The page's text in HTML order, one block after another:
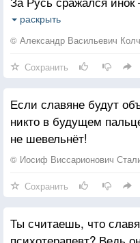
Где каждый третий пал
Где были вы, скажите,
Или на Бородинском
Где смерть за честь
Где русский дух
Вас в прошлом нет, не
Чужое, неприкаянное
Кичась прогнившей
Свой путь монетой
раскрыть
© Александр Васильевич
Сохранить
Если славяне будут
никто в будущем
не шевельнёт!
© Иосиф Виссарионович
Сохранить
Ты считаешь, что